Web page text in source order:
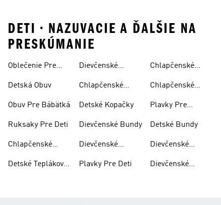
DETI • NAZUVACIE A ĎALŠIE NA
PRESKÚMANIE
Oblečenie Pre
Detská Obuv
Obuv Pre Bábätká
Ruksaky Pre Deti
Chlapčenské
Detské Teplákové
Dievčenské
Chlapčenské
Detské Kopačky
Dievčenské Bundy
Dievčenské
Plavky Pre Deti
Chlapčenské
Chlapčenské
Súpravy
Plavky Pre
Detské Bundy
Dievčenské
Súpravy
Dievčenské